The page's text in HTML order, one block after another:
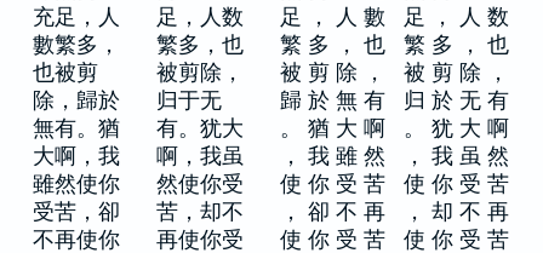
充足，人
數繁多，
也被剪
除，歸於
無有。猶
大啊，我
雖然使你
受苦，卻
不再使你
足，人数
繁多，也
被剪除，
归于无
有。犹大
啊，我虽
然使你受
苦，却不
再使你受
足 ， 人 數
繁 多 ， 也
被 剪 除 ，
歸 於 無 有
。 猶 大 啊
， 我 雖 然
使 你 受 苦
， 卻 不 再
使 你 受 苦
足 ， 人 数
繁 多 ， 也
被 剪 除 ，
归 於 无 有
。 犹 大 啊
， 我 虽 然
使 你 受 苦
， 却 不 再
使 你 受 苦